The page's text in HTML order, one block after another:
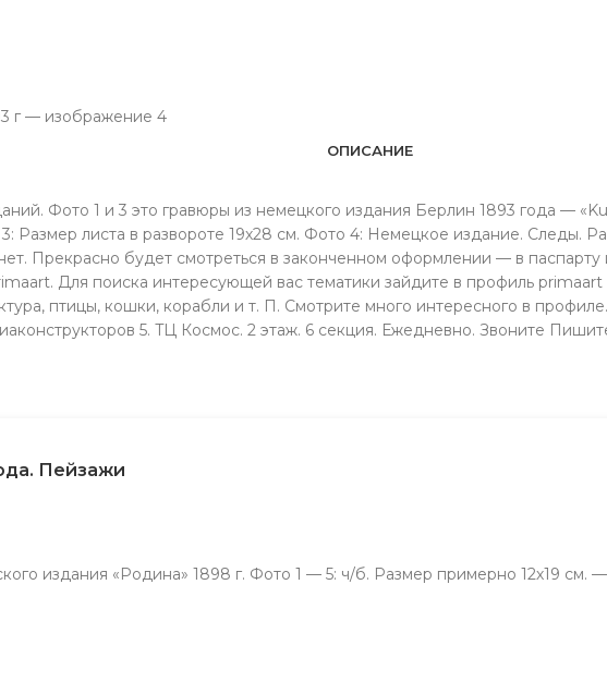
ОПИСАНИЕ
Фото 1 и 3 это гравюры из немецкого издания Берлин 1893 года —
Размер листа в развороте 19х28 см. Фото 4: Немецкое издание. Следы.
Прекрасно будет смотреться в законченном оформлении — в
Для поиска интересующей вас тематики зайдите в профиль
птицы, кошки, корабли и т. П. Смотрите много интересного в
5. TЦ Космос. 2 этаж. 6 секция. Ежeдневно. Звонитe
Пейзажи
издания «Родина» 1898 г. Фото 1 — 5: ч/б. Размер примерно 12х19 см.